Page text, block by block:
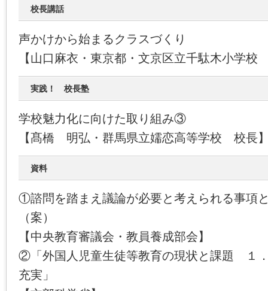
校長講話
声かけから始まるクラスづくり
【山口麻衣・東京都・文京区立千駄木小学
実践！ 校長塾
学校魅力化に向けた取り組み③
【髙橋 明弘・群馬県立嬬恋高等学校 校長
資料
①諮問を踏まえ議論が必要と考えられる事項
（案）
【中央教育審議会・教員養成部会】
②「外国人児童生徒等教育の現状と課題 １
充実」